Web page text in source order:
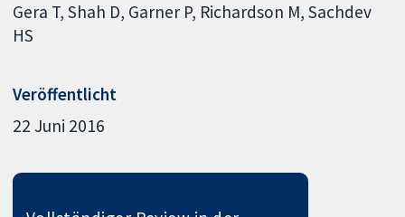
Gera T Shah D Garner P Richardson M Sachdev
HS
Veröffentlicht
22 Juni 2016